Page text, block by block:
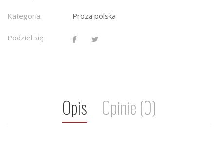
Kategoria: Proza polska
Podziel się
Opis Opinie (0)